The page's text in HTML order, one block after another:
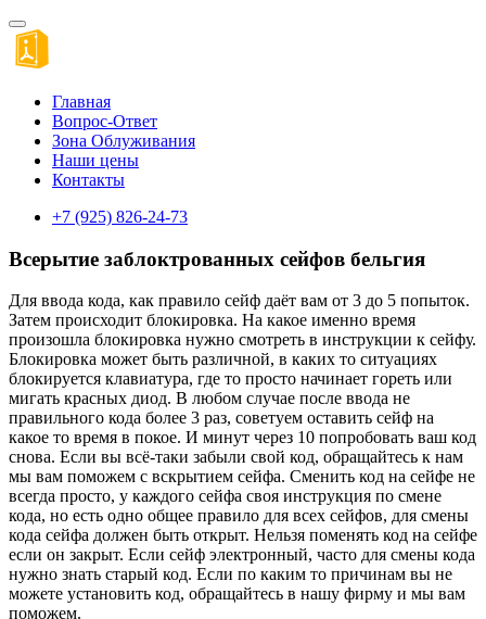
Главная
Вопрос-Ответ
Зона Облуживания
Наши цены
Контакты
+7 (925) 826-24-73
Всерытие заблоктрованных сейфов бельгия
Для ввода кода, как правило сейф даёт вам от 3 до 5 попыток.
Затем происходит блокировка. На какое именно время
произошла блокировка нужно смотреть в инструкции к сейфу.
Блокировка может быть различной, в каких то ситуациях
блокируется клавиатура, где то просто начинает гореть или
мигать красных диод. В любом случае после ввода не
правильного кода более 3 раз, советуем оставить сейф на
какое то время в покое. И минут через 10 попробовать ваш код
снова. Если вы всё-таки забыли свой код, обращайтесь к нам
мы вам поможем с вскрытием сейфа. Сменить код на сейфе не
всегда просто, у каждого сейфа своя инструкция по смене
кода, но есть одно общее правило для всех сейфов, для смены
кода сейфа должен быть открыт. Нельзя поменять код на сейфе
если он закрыт. Если сейф электронный, часто для смены кода
нужно знать старый код. Если по каким то причинам вы не
можете установить код, обращайтесь в нашу фирму и мы вам
поможем.